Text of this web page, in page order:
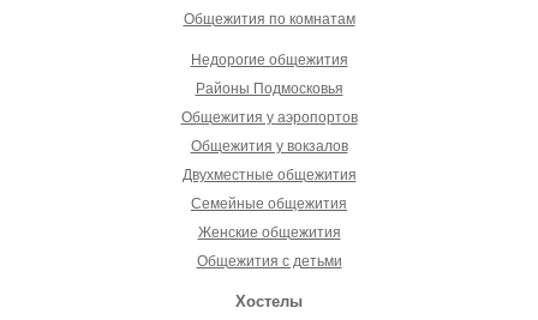
Общежития по комнатам
Недорогие общежития
Районы Подмосковья
Общежития у аэропортов
Общежития у вокзалов
Двухместные общежития
Семейные общежития
Женские общежития
Общежития с детьми
Хостелы